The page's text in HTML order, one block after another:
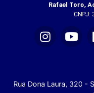
Rafael Toro,
CNPJ:
Rua Dona Laura, 320 -